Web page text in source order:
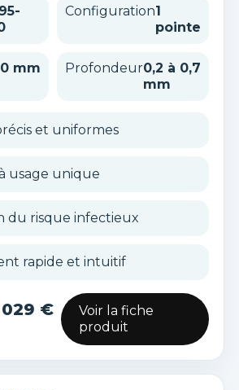
Configuration1
pointe
mm Profondeur0,2 à 0,7
mm
et uniformes
usage unique
du risque infectieux
rapide et intuitif
029 €
Voir la fiche
produit